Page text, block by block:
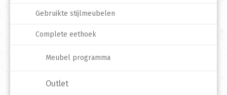
Gebruikte stijlmeubelen
Complete eethoek
Meubel programma
Outlet